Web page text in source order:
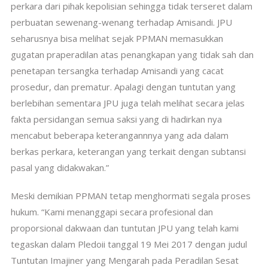
perkara dari pihak kepolisian sehingga tidak terseret dalam
perbuatan sewenang-wenang terhadap Amisandi. JPU
seharusnya bisa melihat sejak PPMAN memasukkan
gugatan praperadilan atas penangkapan yang tidak sah dan
penetapan tersangka terhadap Amisandi yang cacat
prosedur, dan prematur. Apalagi dengan tuntutan yang
berlebihan sementara JPU juga telah melihat secara jelas
fakta persidangan semua saksi yang di hadirkan nya
mencabut beberapa keterangannnya yang ada dalam
berkas perkara, keterangan yang terkait dengan subtansi
pasal yang didakwakan.”
Meski demikian PPMAN tetap menghormati segala proses
hukum. “Kami menanggapi secara profesional dan
proporsional dakwaan dan tuntutan JPU yang telah kami
tegaskan dalam Pledoii tanggal 19 Mei 2017 dengan judul
Tuntutan Imajiner yang Mengarah pada Peradilan Sesat